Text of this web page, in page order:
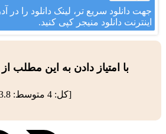
جهت دانلود سریع تر، لینک دانلود را در
اینترنت دانلود منیجر کپی کنید.
با امتیاز دادن به این مطلب
[کل: 4 متوسط: